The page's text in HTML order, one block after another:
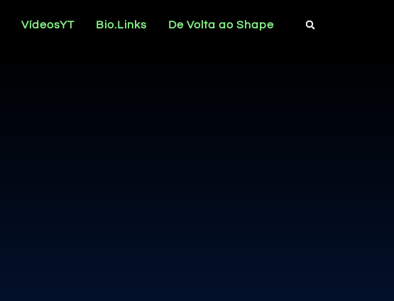
VídeosYT Bio.Links De Volta ao Shape